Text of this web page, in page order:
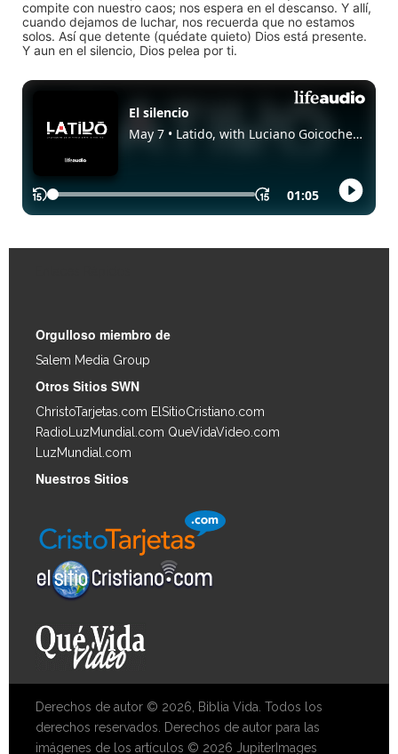
compite con nuestro caos; nos espera en el descanso. Y allí,
cuando dejamos de luchar, nos recuerda que no estamos
solos. Así que detente (quédate quieto) Dios está presente.
Y aun en el silencio, Dios pelea por ti.
Orgulloso miembro de
Salem Media Group
Otros Sitios SWN
ChristoTarjetas.com ElSitioCristiano.com
RadioLuzMundial.com QueVidaVideo.com
LuzMundial.com
Nuestros Sitios
Derechos de autor © 2026, Biblia Vida. Todos los
derechos reservados. Derechos de autor para las
imágenes de los artículos © 2026 JupiterImages